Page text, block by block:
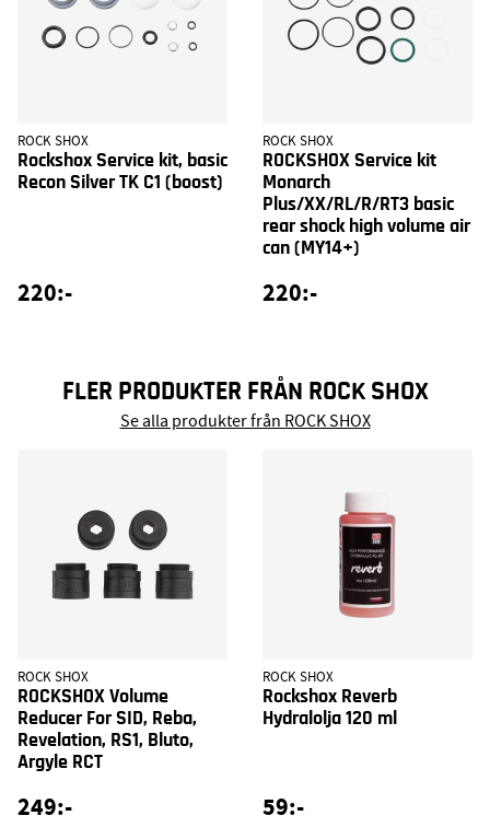
ROCK SHOX
Rockshox Service kit, basic
Recon Silver TK C1 (boost)
220:-
ROCK SHOX
ROCKSHOX Service kit
Monarch
Plus/XX/RL/R/RT3 basic
rear shock high volume air
can (MY14+)
220:-
FLER PRODUKTER FRÅN ROCK SHOX
Se alla produkter från ROCK SHOX
ROCK SHOX
ROCKSHOX Volume
Reducer For SID, Reba,
Revelation, RS1, Bluto,
Argyle RCT
249:-
ROCK SHOX
Rockshox Reverb
Hydralolja 120 ml
59:-